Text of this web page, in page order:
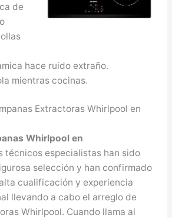
de
hace ruido extraño.
mientras cocinas.
Extractoras Whirlpool en
Whirlpool en
técnicos especialistas han sido
selección y han confirmado
cualificación y experiencia
llevando a cabo el arreglo de
Whirlpool. Cuando llama al